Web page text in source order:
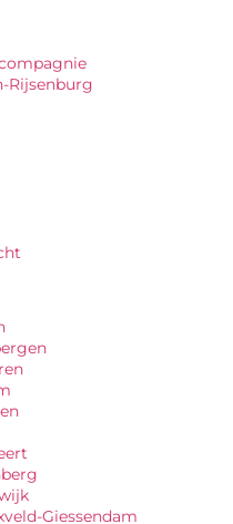
Rijsenburg
Giessendam